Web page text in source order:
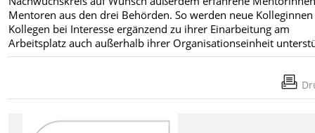
Mentoren aus den drei Behörden. So werden neue
Kollegen bei Interesse ergänzend zu ihrer Einarbeitung am
Arbeitsplatz auch außerhalb ihrer Organisationseinheit